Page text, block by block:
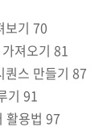
보기 70
져오기 81
퀀스 만들기 87
기 91
활용법 97